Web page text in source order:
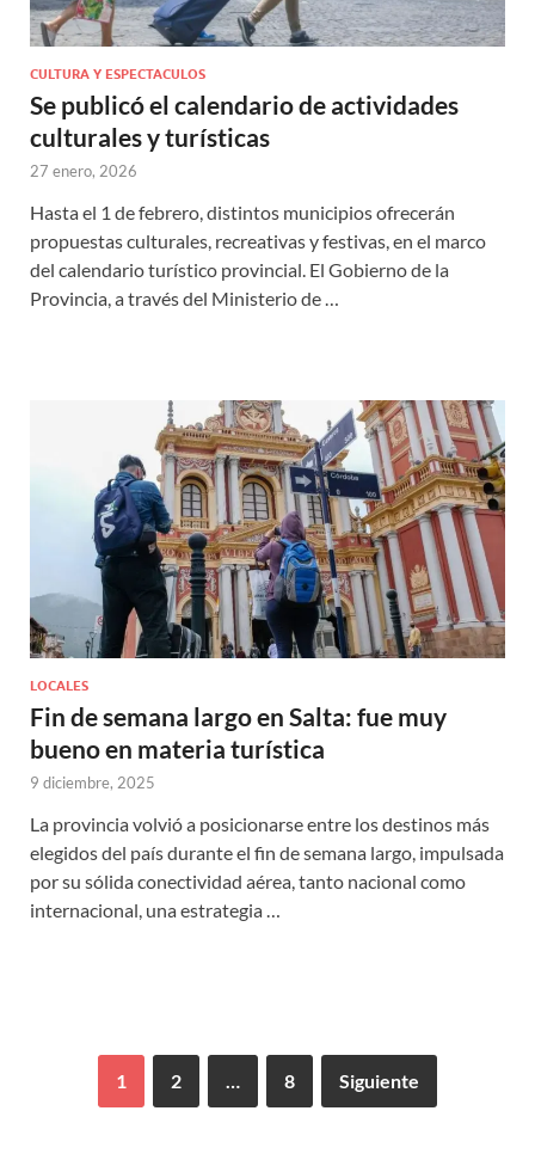
CULTURA Y ESPECTACULOS
Se publicó el calendario de actividades
culturales y turísticas
27 enero, 2026
Hasta el 1 de febrero, distintos municipios ofrecerán
propuestas culturales, recreativas y festivas, en el marco
del calendario turístico provincial. El Gobierno de la
Provincia, a través del Ministerio de …
LOCALES
Fin de semana largo en Salta: fue muy
bueno en materia turística
9 diciembre, 2025
La provincia volvió a posicionarse entre los destinos más
elegidos del país durante el fin de semana largo, impulsada
por su sólida conectividad aérea, tanto nacional como
internacional, una estrategia …
1 2 … 8 Siguiente